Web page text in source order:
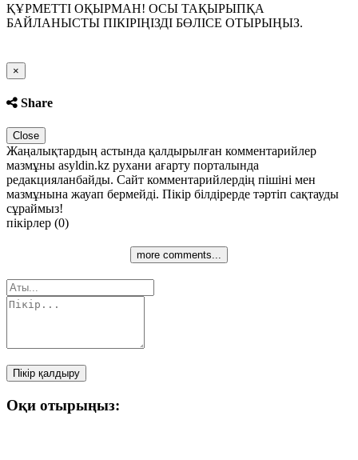
ҚҰРМЕТТІ ОҚЫРМАН! ОСЫ ТАҚЫРЫПҚА
БАЙЛАНЫСТЫ ПІКІРІҢІЗДІ БӨЛІСЕ ОТЫРЫҢЫЗ.
×
Share
Close
Жаңалықтардың астында қалдырылған комментарийлер
мазмұны asyldin.kz рухани ағарту порталында
редакцияланбайды. Сайт комментарийлердің пішіні мен
мазмұнына жауап бермейді. Пікір білдірерде тәртіп сақтауды
сұраймыз!
пікірлер (0)
more comments...
Пікір қалдыру
Оқи отырыңыз: